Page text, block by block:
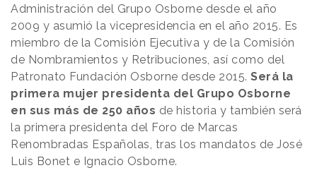
Administración del Grupo Osborne desde el año
2009 y asumió la vicepresidencia en el año 2015. Es
miembro de la Comisión Ejecutiva y de la Comisión
de Nombramientos y Retribuciones, así como del
Patronato Fundación Osborne desde 2015. Será la
primera mujer presidenta del Grupo Osborne
en sus más de 250 años de historia y también será
la primera presidenta del Foro de Marcas
Renombradas Españolas, tras los mandatos de José
Luis Bonet e Ignacio Osborne.